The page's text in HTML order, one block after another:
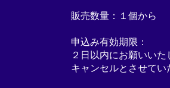
販売数量：１個から
申込み有効期限：
２日以内にお願いいた
キャンセルとさせてい